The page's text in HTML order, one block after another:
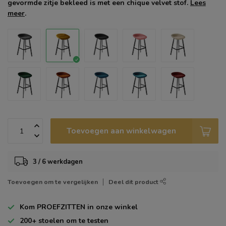
gevormde zitje bekleed is met een chique velvet stof. Lees
meer.
Toevoegen aan winkelwagen
3 / 6 werkdagen
Toevoegen om te vergelijken Deel dit product
Kom PROEFZITTEN in onze winkel
200+ stoelen om te testen